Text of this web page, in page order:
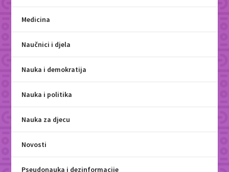
Medicina
Naučnici i djela
Nauka i demokratija
Nauka i politika
Nauka za djecu
Novosti
Pseudonauka i dezinformacije